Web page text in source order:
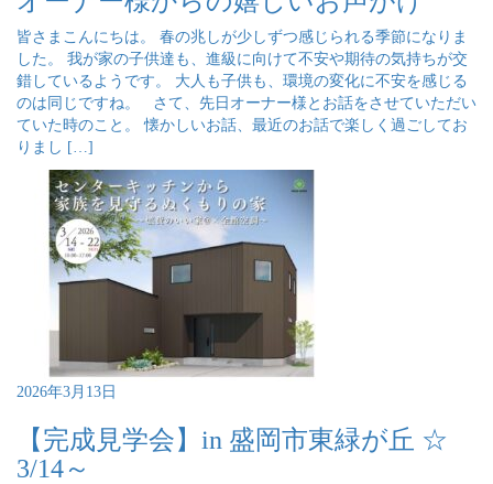
皆さまこんにちは。 春の兆しが少しずつ感じられる季節になりま
した。 我が家の子供達も、進級に向けて不安や期待の気持ちが交
錯しているようです。 大人も子供も、環境の変化に不安を感じる
のは同じですね。 さて、先日オーナー様とお話をさせていただい
ていた時のこと。 懐かしいお話、最近のお話で楽しく過ごしてお
りまし […]
2026年3月13日
【完成見学会】in 盛岡市東緑が丘 ☆
3/14～